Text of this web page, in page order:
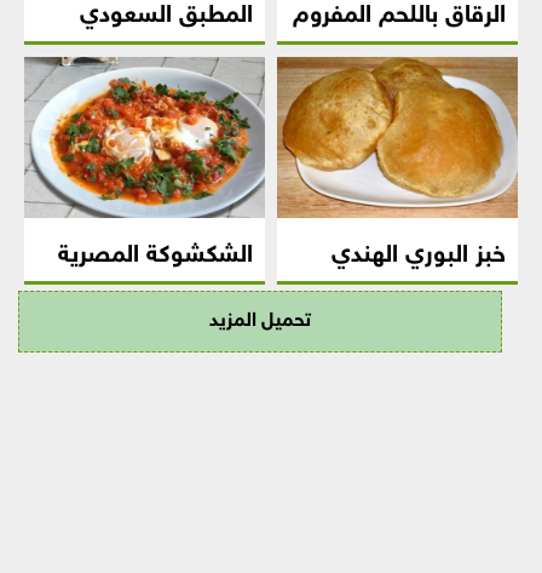
الرقاق باللحم المفروم المطبق السعودي
خبز البوري الهندي الشكشوكة المصرية
تحميل المزيد